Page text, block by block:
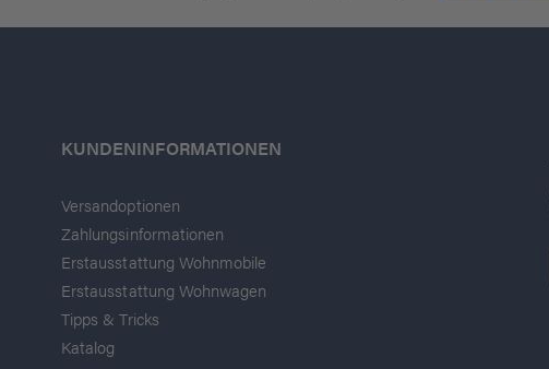
KUNDENINFORMATIONEN
Versandoptionen
Zahlungsinformationen
Erstausstattung Wohnmobile
Erstausstattung Wohnwagen
Tipps & Tricks
Katalog